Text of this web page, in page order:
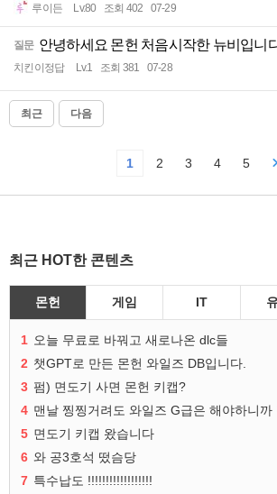
루이든 Lv.80 조회 402 07-29
질문 안녕하세요 몬헌 처음시작한 뉴비입니
치킨이정답 Lv.1 조회 381 07-28
최근 다음
1 2 3 4 5
최근 HOT한 콘텐츠
몬헌 게임 IT
1 오늘 무료로 바꿔고 새로나온 dlc들
2 챗GPT로 만든 몬헌 와일즈 DB입니다.
3 펌) 면도기 사면 몬헌 키캡?
4 맨날 찡찡거려도 와일즈 G급은 해야하니까
5 면도기 키캡 왔습니다
6 와 공3호석 떴슴당
7 특수납도 !!!!!!!!!!!!!!!!!!